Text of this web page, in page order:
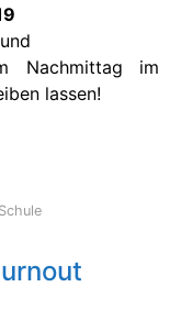
Nachmittag im
lassen!
Schule